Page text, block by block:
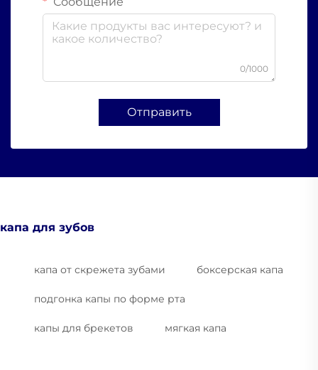
0/1000
Отправить
капа для зубов
капа от скрежета зубами боксерская капа
подгонка капы по форме рта
капы для брекетов мягкая капа